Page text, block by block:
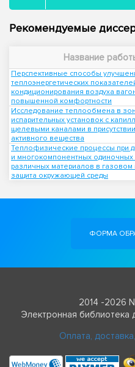
Рекомендуемые
Название
Перспективные способы
теплоэнергетических
кондиционирования воздуха
повышенной комфортности
Исследование теплообмена в
испарительных установок с
щелевыми каналами в
активного вещества
Теплофизические процессы при
и многокомпонентных одиночных
различных материалов в газовом
защита окружающей среды
ФОРМА
2014 -2026
Электронная
Оплата,